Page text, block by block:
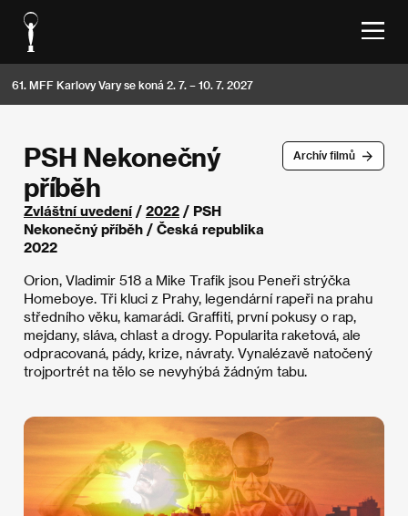
61. MFF Karlovy Vary se koná 2. 7. – 10. 7. 2027
Archív filmů
PSH Nekonečný
příběh
Zvláštní uvedení/ 2022 / PSH
Nekonečný příběh / Česká republika
2022
Orion, Vladimir 518 a Mike Trafik jsou Peneři strýčka
Homeboye. Tři kluci z Prahy, legendární rapeři na prahu
středního věku, kamarádi. Graffiti, první pokusy o rap,
mejdany, sláva, chlast a drogy. Popularita raketová, ale
odpracovaná, pády, krize, návraty. Vynalézavě natočený
trojportrét na tělo se nevyhýbá žádným tabu.